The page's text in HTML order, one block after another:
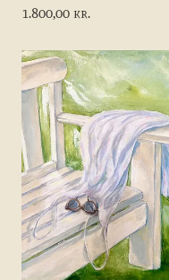
1.800,00 kr.